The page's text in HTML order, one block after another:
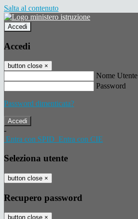
Salta al contenuto
Accedi
Accedi
button close ×
Nome Utente
Password
Password dimenticata?
-
Entra con SPID Entra con CIE
Seleziona utente
button close ×
Recupero password
button close ×